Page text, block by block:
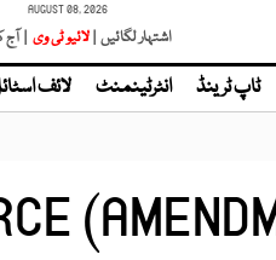
AUGUST 08, 2026
اشتہار لگائیں | | آج
ٹاپ ٹرینڈ انٹرٹینمنٹ لائف